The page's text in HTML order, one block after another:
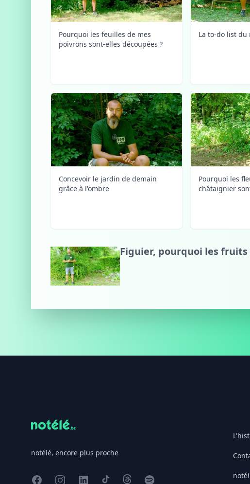
Pourquoi les feuilles de mes
poivrons sont-elles découpées ?
La to-do list du
Concevoir le jardin de demain
grâce à l'ombre
Pourquoi les
châtaignier
Figuier, pourquoi les
notélé, encore plus proche
FacebookInstagram
X TikTokThreadsSpotify